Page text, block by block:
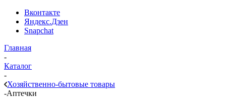
Вконтакте
Яндекс.Дзен
Snapchat
Главная
-
Каталог
-
Хозяйственно-бытовые товары
-Аптечки